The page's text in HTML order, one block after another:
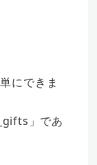
にできま
」であ